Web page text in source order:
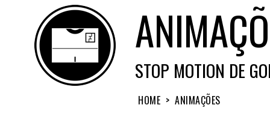
STOP MOTION DE
HOME > ANIMAÇÕES